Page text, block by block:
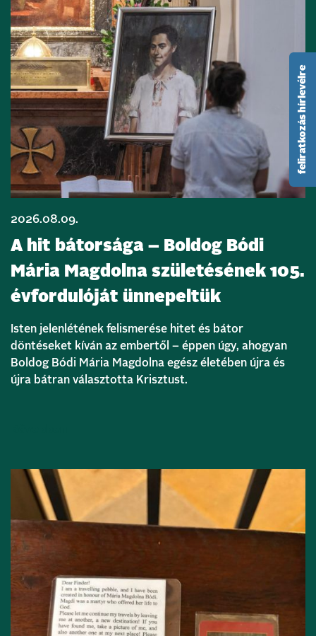
2026.08.09.
A hit bátorsága – Boldog Bódi
Mária Magdolna születésének 105.
évfordulóját ünnepeltük
Isten jelenlétének felismerése hitet és bátor
döntéseket kíván az embertől – éppen úgy, ahogyan
Boldog Bódi Mária Magdolna egész életében újra és
újra bátran választotta Krisztust.
feliratkozás hírlevélre